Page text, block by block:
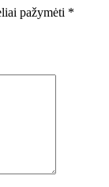
pažymėti *